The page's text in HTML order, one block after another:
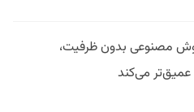
مصنوعی بدون ظرفیت،
می‌کند